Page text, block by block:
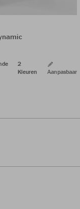
2
Kleuren
Aanpasbaar